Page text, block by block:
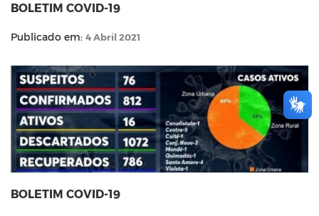
BOLETIM COVID-19
Publicado em: 4 Abril 2021
BOLETIM COVID-19